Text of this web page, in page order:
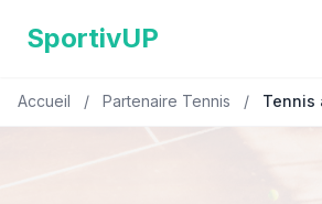
SportivUP
Accueil / Partenaire Tennis / Tennis